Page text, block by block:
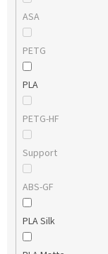
ASA
PETG
PLA
PETG-HF
Support
ABS-GF
PLA Silk